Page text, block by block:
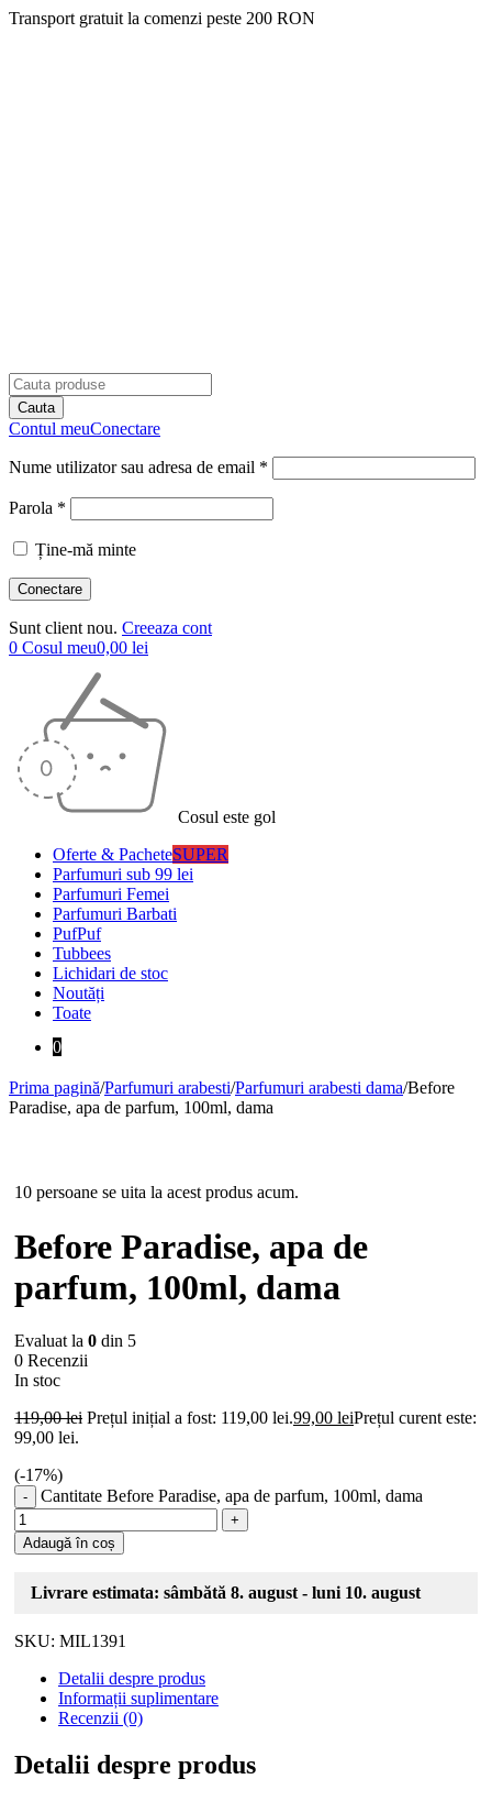
Transport gratuit la comenzi peste 200 RON
Contul meuConectare
Nume utilizator sau adresa de email *
Parola *
Ține-mă minte
Sunt client nou. Creeaza cont
0 Cosul meu0,00 lei
Cosul este gol
Oferte & PacheteSUPER
Parfumuri sub 99 lei
Parfumuri Femei
Parfumuri Barbati
PufPuf
Tubbees
Lichidari de stoc
Noutăți
Toate
0
Prima pagină/Parfumuri arabesti/Parfumuri arabesti dama/Before
Paradise, apa de parfum, 100ml, dama
10 persoane se uita la acest produs acum.
Before Paradise, apa de
parfum, 100ml, dama
Evaluat la 0 din 5
0 Recenzii
In stoc
119,00lei Prețul inițial a fost: 119,00 lei.99,00 leiPrețul curent este:
99,00 lei.
(-17%)
Cantitate Before Paradise, apa de parfum, 100ml, dama
Adaugă în coș
Livrare estimata: sâmbătă 8. august - luni 10. august
SKU: MIL1391
Detalii despre produs
Informații suplimentare
Recenzii (0)
Detalii despre produs